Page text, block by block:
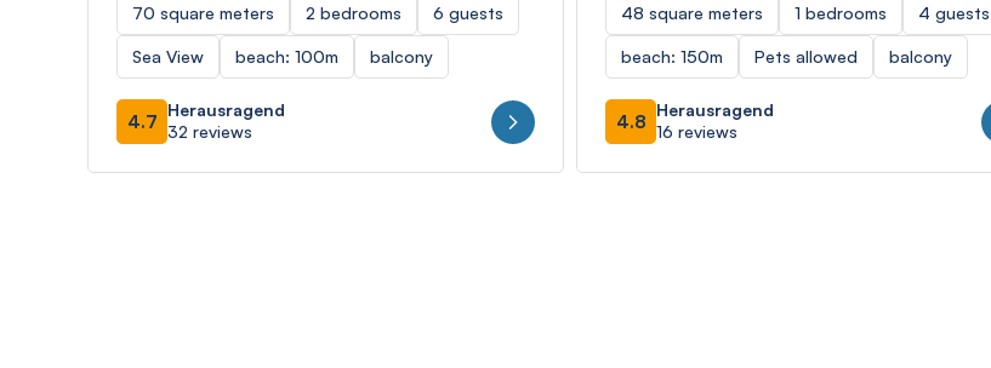
70 square meters 2 bedrooms 6 guests
Sea View beach: 100m balcony
4.7
Herausragend
32 reviews
48 square meters 1 bedrooms 4 guests
beach: 150m Pets allowed balcony
4.8
Herausragend
16 reviews